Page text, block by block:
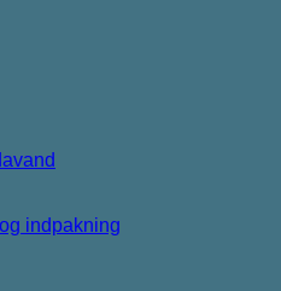
indpakning